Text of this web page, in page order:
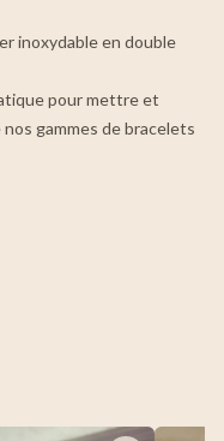
inoxydable en double
pour mettre et
gammes de bracelets